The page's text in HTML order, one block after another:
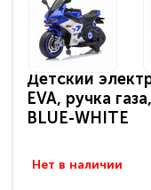
Детский
EVA, ручка
BLUE-WHITE
Нет в наличии